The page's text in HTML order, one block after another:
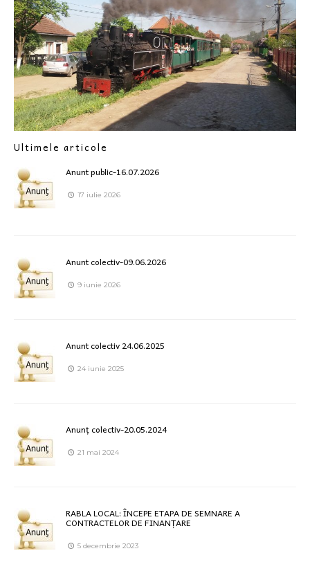
Ultimele articole
Anunt public-16.07.2026
17 iulie 2026
Anunt colectiv-09.06.2026
9 iunie 2026
Anunt colectiv 24.06.2025
24 iunie 2025
Anunț colectiv-20.05.2024
21 mai 2024
RABLA LOCAL: ÎNCEPE ETAPA DE SEMNARE A
CONTRACTELOR DE FINANȚARE
5 decembrie 2023